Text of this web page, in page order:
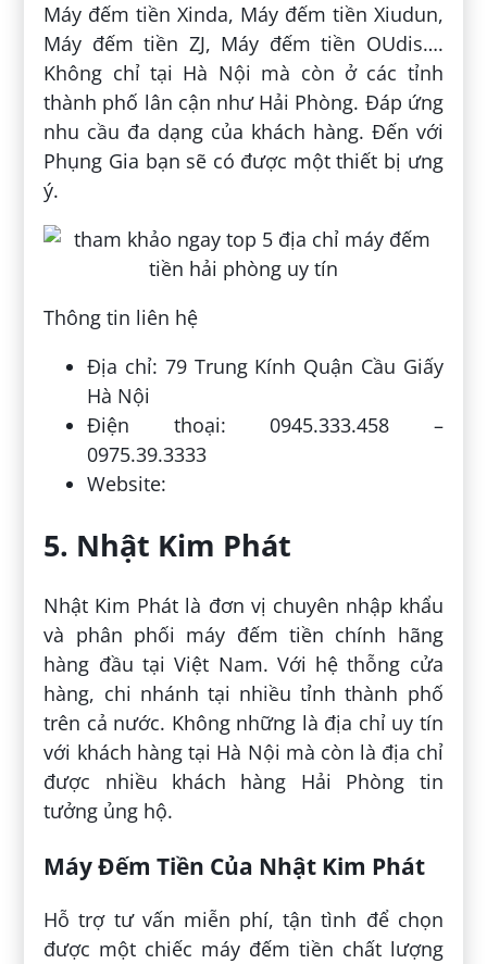
Máy đếm tiền Xinda, Máy đếm tiền Xiudun,
Máy đếm tiền ZJ, Máy đếm tiền OUdis….
Không chỉ tại Hà Nội mà còn ở các tỉnh
thành phố lân cận như Hải Phòng. Đáp ứng
nhu cầu đa dạng của khách hàng. Đến với
Phụng Gia bạn sẽ có được một thiết bị ưng
ý.
Thông tin liên hệ
Địa chỉ: 79 Trung Kính Quận Cầu Giấy
Hà Nội
Điện thoại: 0945.333.458 –
0975.39.3333
Website:
5. Nhật Kim Phát
Nhật Kim Phát là đơn vị chuyên nhập khẩu
và phân phối máy đếm tiền chính hãng
hàng đầu tại Việt Nam. Với hệ thỗng cửa
hàng, chi nhánh tại nhiều tỉnh thành phố
trên cả nước. Không những là địa chỉ uy tín
với khách hàng tại Hà Nội mà còn là địa chỉ
được nhiều khách hàng Hải Phòng tin
tưởng ủng hộ.
Máy Đếm Tiền Của Nhật Kim Phát
Hỗ trợ tư vấn miễn phí, tận tình để chọn
được một chiếc máy đếm tiền chất lượng